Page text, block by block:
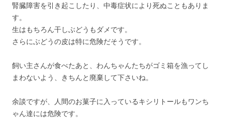
腎臓障害を引き起こしたり、中毒症状により死ぬこともありま
す。
生はもちろん干しぶどうもダメです。
さらにぶどうの皮は特に危険だそうです。
飼い主さんが食べたあと、わんちゃんたちがゴミ箱を漁ってし
まわないよう、きちんと廃棄して下さいね。
余談ですが、人間のお菓子に入っているキシリトールもワンち
ゃん達には危険です。